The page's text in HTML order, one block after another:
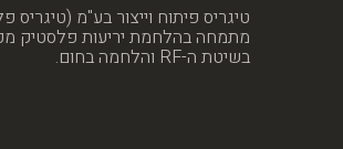
טיגריס פיתוח וייצור בע"מ (טיגריס
מתמחה בהלחמת יריעות פלסטיק
בשיטת ה-RF והלחמה בחום.